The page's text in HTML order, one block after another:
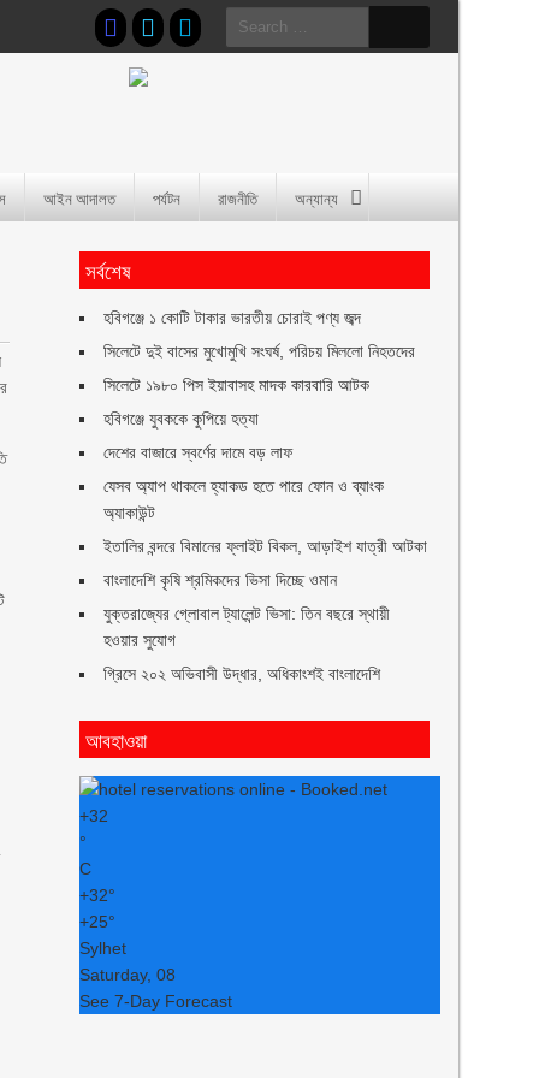
Search
for:
আইন আদালত পর্যটন রাজনীতি অন্যান্য
সর্বশেষ
হবিগঞ্জে ১ কোটি টাকার ভারতীয় চোরাই পণ্য জব্দ
সিলেটে দুই বাসের মুখোমুখি সংঘর্ষ, পরিচয় মিললো নিহতদের
সিলেটে ১৯৮০ পিস ইয়াবাসহ মাদক কারবারি আটক
হবিগঞ্জে যুবককে কুপিয়ে হত্যা
দেশের বাজারে স্বর্ণের দামে বড় লাফ
যেসব অ্যাপ থাকলে হ্যাকড হতে পারে ফোন ও ব্যাংক
অ্যাকাউন্ট
ইতালির বন্দরে বিমানের ফ্লাইট বিকল, আড়াইশ যাত্রী আটকা
বাংলাদেশি কৃষি শ্রমিকদের ভিসা দিচ্ছে ওমান
যুক্তরাজ্যের গ্লোবাল ট্যালেন্ট ভিসা: তিন বছরে স্থায়ী
হওয়ার সুযোগ
গ্রিসে ২০২ অভিবাসী উদ্ধার, অধিকাংশই বাংলাদেশি
আবহাওয়া
+32
°
C
+32°
+25°
Sylhet
Saturday, 08
See 7-Day Forecast